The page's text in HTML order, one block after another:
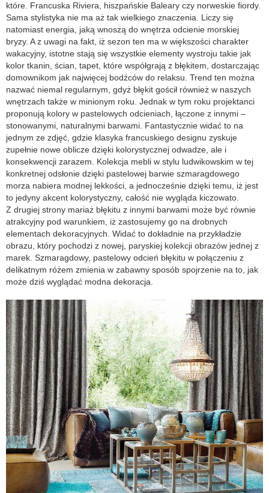
które. Francuska Riviera, hiszpańskie Baleary czy norweskie fiordy.
Sama stylistyka nie ma aż tak wielkiego znaczenia. Liczy się
natomiast energia, jaką wnoszą do wnętrza odcienie morskiej
bryzy. A z uwagi na fakt, iż sezon ten ma w większości charakter
wakacyjny, istotne stają się wszystkie elementy wystroju takie jak
kolor tkanin, ścian, tapet, które współgrają z błękitem, dostarczając
domownikom jak najwięcej bodźców do relaksu. Trend ten można
nazwać niemal regularnym, gdyż błękit gościł również w naszych
wnętrzach także w minionym roku. Jednak w tym roku projektanci
proponują kolory w pastelowych odcieniach, łączone z innymi –
stonowanymi, naturalnymi barwami. Fantastycznie widać to na
jednym ze zdjęć, gdzie klasyka francuskiego designu zyskuje
zupełnie nowe oblicze dzięki kolorystycznej odwadze, ale i
konsekwencji zarazem. Kolekcja mebli w stylu ludwikowskim w tej
konkretnej odsłonie dzięki pastelowej barwie szmaragdowego
morza nabiera modnej lekkości, a jednocześnie dzięki temu, iż jest
to jedyny akcent kolorystyczny, całość nie wygląda kiczowato.
Z drugiej strony mariaż błękitu z innymi barwami może być równie
atrakcyjny pod warunkiem, iż zastosujemy go na drobnych
elementach dekoracyjnych. Widać to dokładnie na przykładzie
obrazu, który pochodzi z nowej, paryskiej kolekcji obrazów jednej z
marek. Szmaragdowy, pastelowy odcień błękitu w połączeniu z
delikatnym różem zmienia w zabawny sposób spojrzenie na to, jak
może dziś wyglądać modna dekoracja.